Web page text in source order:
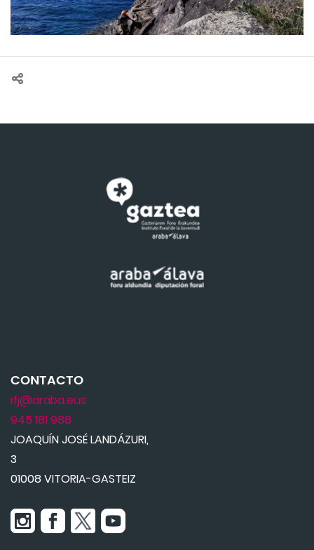
CONTACTO
ifj@araba.eus
945 181 988
JOAQUÍN JOSÉ LANDÁZURI,
3
01008 VITORIA-GASTEIZ